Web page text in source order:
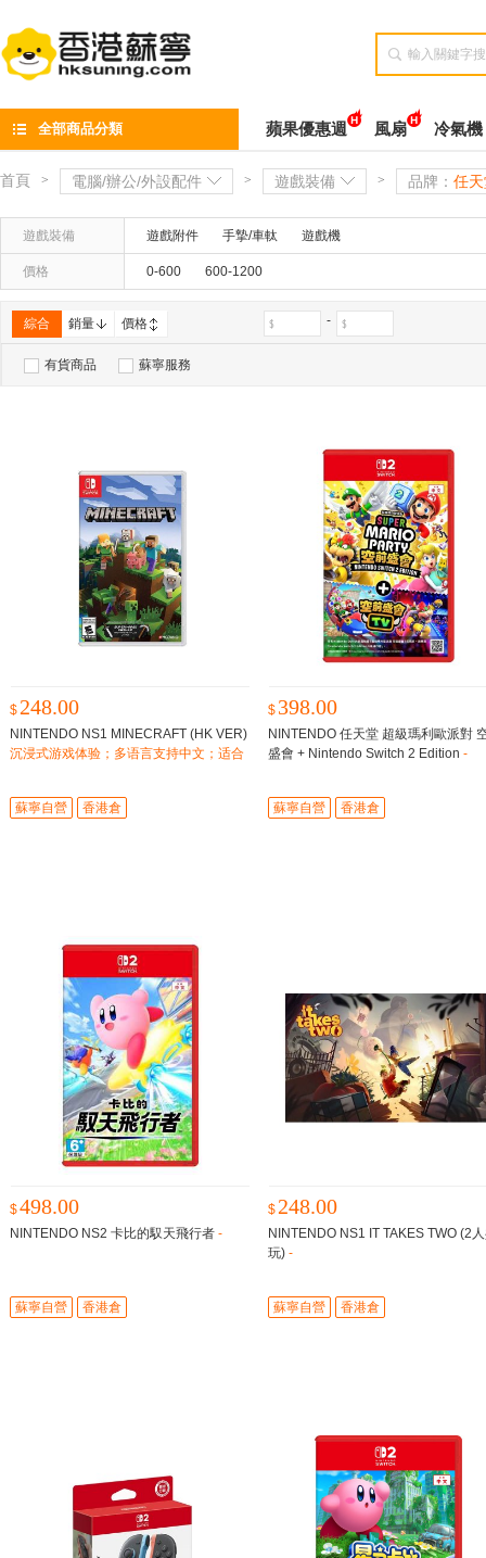

全部商品分類 蘋果優惠週 風扇 冷氣機
首頁 > 電腦/辦公/外設配件 > 遊戲裝備 > 品牌： 任
遊戲裝備 遊戲附件 手摯/車軚 遊戲機
價格 0-600 600-1200
綜合 銷量 價格 -
有貨商品 蘇寧服務
$ 248.00
NINTENDO NS1 MINECRAFT (HK VER)
沉浸式游戏体验；多语言支持中文；适合
蘇寧自營 香港倉
$ 398.00
NINTENDO 任天堂 超級瑪利歐派對
盛會 + Nintendo Switch 2 Edition -
蘇寧自營 香港倉
$498.00
NINTENDO NS2 卡比的馭天飛行者 -
蘇寧自營 香港倉
$ 248.00
NINTENDO NS1 IT TAKES TWO (2
玩) -
蘇寧自營 香港倉